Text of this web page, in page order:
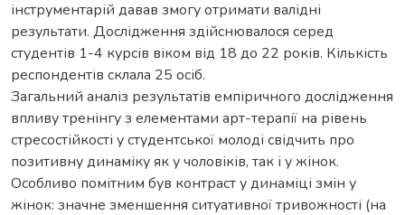
інструментарій давав змогу отримати валідні
результати. Дослідження здійснювалося серед
студентів 1-4 курсів віком від 18 до 22 років. Кількість
респондентів склала 25 осіб.
Загальний аналіз результатів емпіричного дослідження
впливу тренінгу з елементами арт-терапії на рівень
стресостійкості у студентської молоді свідчить про
позитивну динаміку як у чоловіків, так і у жінок.
Особливо помітним був контраст у динаміці змін у
жінок: значне зменшення ситуативної тривожності (на